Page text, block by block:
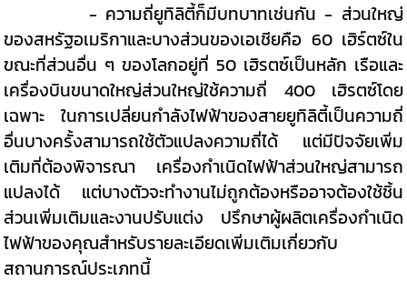
- ความถี่ยูทิลิตี้ก็มีบทบาทเช่นกัน - ส่วนใหญ่
ของสหรัฐอเมริกาและบางส่วนของเอเชียคือ 60 เฮิร์ตซ์ใน
ขณะที่ส่วนอื่น ๆ ของโลกอยู่ที่ 50 เฮิรตซ์เป็นหลัก เรือและ
เครื่องบินขนาดใหญ่ส่วนใหญ่ใช้ความถี่ 400 เฮิรตซ์โดย
เฉพาะ ในการเปลี่ยนกำลังไฟฟ้าของสายยูทิลิตี้เป็นความถี่
อื่นบางครั้งสามารถใช้ตัวแปลงความถี่ได้ แต่มีปัจจัยเพิ่ม
เติมที่ต้องพิจารณา เครื่องกำเนิดไฟฟ้าส่วนใหญ่สามารถ
แปลงได้ แต่บางตัวจะทำงานไม่ถูกต้องหรืออาจต้องใช้ชิ้น
ส่วนเพิ่มเติมและงานปรับแต่ง ปรึกษาผู้ผลิตเครื่องกำเนิด
ไฟฟ้าของคุณสำหรับรายละเอียดเพิ่มเติมเกี่ยวกับ
สถานการณ์ประเภทนี้